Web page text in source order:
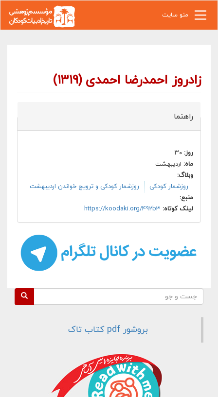
منو سایت
زادروز احمدرضا احمدی (۱۳۱۹)
راهنما
روز: ۳۰
ماه: اردیبهشت
وبلاگ:
روزشمار کودکی
روزشمار کودکی و ترویج خواندن اردیبهشت
منبع:
لینک کوتاه: https://koodaki.org/492b3
فرم جستجو
بروشور pdf کتاب تاک